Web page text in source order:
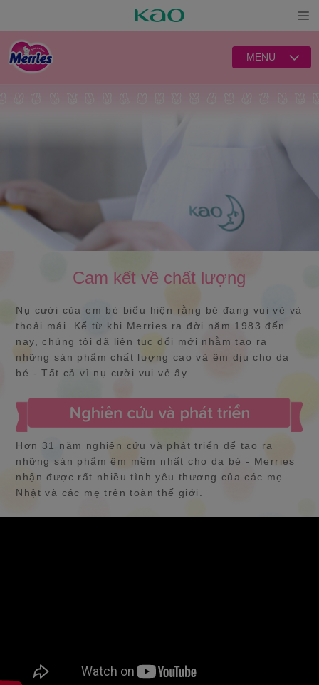
MENU
Cam kết về chất lượng
Nụ cười của em bé biểu hiện rằng bé đang vui vẻ và
thoải mái. Kể từ khi Merries ra đời năm 1983 đến
nay, chúng tôi đã liên tục đổi mới nhằm tạo ra
những sản phẩm chất lượng cao và êm dịu cho da
bé - Tất cả vì nụ cười vui vẻ ấy
Hơn 31 năm nghiên cứu và phát triển để tạo ra
những sản phẩm êm mềm nhất cho da bé - Merries
nhận được rất nhiều tình yêu thương của các mẹ
Nhật và các mẹ trên toàn thế giới.